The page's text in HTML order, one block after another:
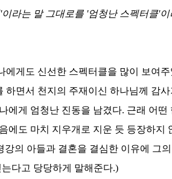
'이라는 말 그대로를 '엄청난 스펙터클'이
에게도 신선한 스펙터클을 많이 보여주
면서 천지의 주재이신 하나님께 감사
에게 엄청난 진동을 남겼다. 근래 어떤
에도 마치 지우개로 지운 듯 등장하지
의 아들과 결혼을 결심한 이유에 그
다고 당당하게 말해준다.)